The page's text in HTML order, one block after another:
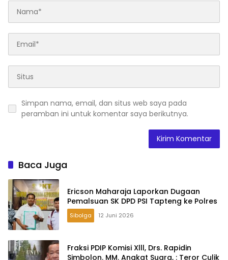
Simpan nama, email, dan situs web saya pada
peramban ini untuk komentar saya berikutnya.
Baca Juga
Ericson Maharaja Laporkan Dugaan
Pemalsuan SK DPD PSI Tapteng ke Polres
Sibolga 12 Juni 2026
Fraksi PDIP Komisi Xlll, Drs. Rapidin
Simbolon. MM. Angkat Suara, : Teror Culik